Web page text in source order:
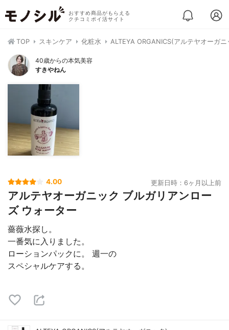
おすすめ商品がもらえる
クチコミポイ活サイト
TOP スキンケア 化粧水 ALTEYA ORGANICS(アルテヤオーガ
40歳からの本気美容
すきやねん
4.00 更新日時：6ヶ月以上前
アルテヤオーガニック ブルガリアンロー
ズ ウォーター
薔薇水探し。
一番気に入りました。
ローションパックに。 週一の
スペシャルケアする。